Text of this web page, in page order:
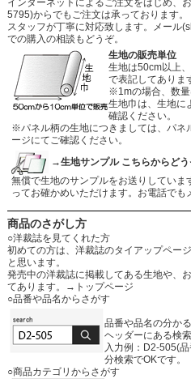
インターネットによるご注文をはじめ、
5795)からでもご注文は承っております。
スタッフが丁寧に対応致します。メール
での購入の相談もどうぞ。
生地の販売単位
生地は50cm以上
で表記してありま
※1mの場合、数量
生地巾は、生地に
確認ください。
※パネル柄の生地につきましては、パネ
ージにてご確認ください。
→生地サンプル こちらからどう
無償で生地のサンプルをお送りしていま
ってお確かめいただけます。お電話でも
商品のさがし方
○洋裁誌を見てくれた方
初めての方は、洋裁誌のタイアップペー
と思います。
発売中の洋裁誌に掲載してある生地や、
てあります。
→トップページ
○品番や品名からさがす
品番や品名の分か
ヘッダーにある検
入力例：D2-505(
分検索でOKです。
○商品カテゴリからさがす